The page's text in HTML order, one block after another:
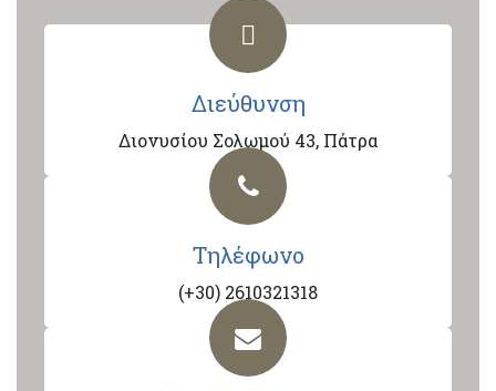
Διεύθυνση
Διονυσίου Σολωμού 43, Πάτρα
Τηλέφωνο
(+30) 2610321318